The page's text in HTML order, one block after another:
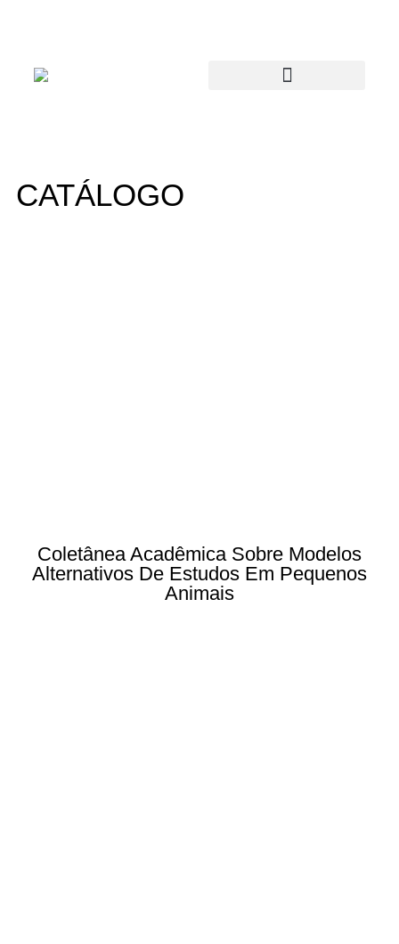
CATÁLOGO
Coletânea Acadêmica Sobre Modelos
Alternativos De Estudos Em Pequenos
Animais